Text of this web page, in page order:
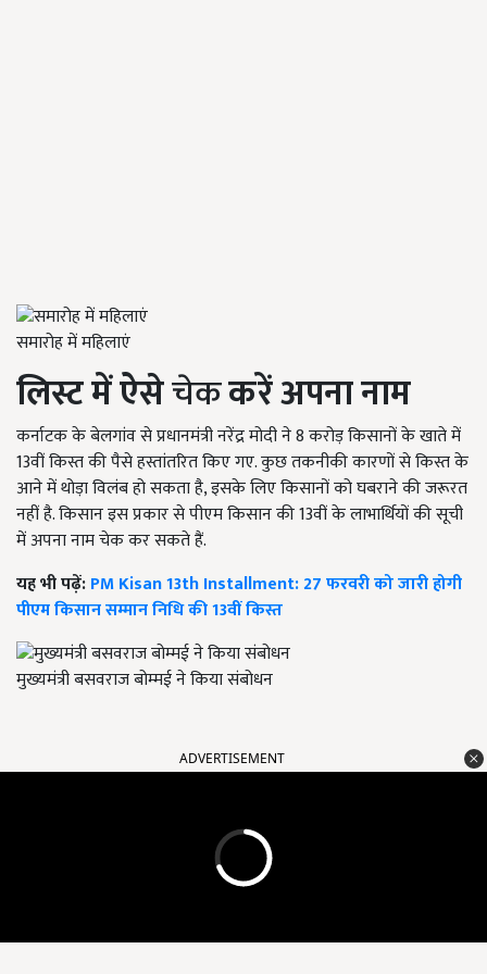
समारोह में महिलाएं
लिस्ट में ऐसेचेककरें अपना नाम
कर्नाटक के बेलगांव से प्रधानमंत्री नरेंद्र मोदी ने 8 करोड़ किसानों के खाते में
13वीं किस्त की पैसे हस्तांतरित किए गए. कुछ तकनीकी कारणों से किस्त के
आने में थोड़ा विलंब हो सकता है, इसके लिए किसानों को घबराने की जरूरत
नहीं है. किसान इस प्रकार से पीएम किसान की 13वीं के लाभार्थियों की सूची
में अपना नाम चेक कर सकते हैं.
यह भी पढ़ें:PM Kisan 13th Installment: 27 फरवरी को जारी होगी
पीएम किसान सम्मान निधि की 13वीं किस्त
मुख्यमंत्री बसवराज बोम्मई ने किया संबोधन
ADVERTISEMENT